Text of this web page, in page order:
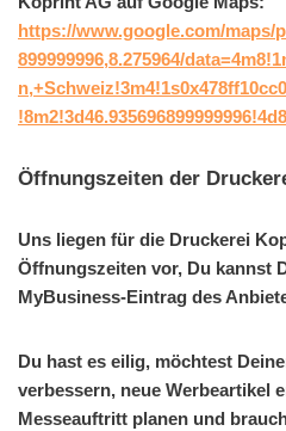
https://www.google.com/maps/
899999996,8.275964/
Öffnungszeiten der
Uns liegen für die Druckerei
Öffnungszeiten vor, Du kannst
MyBusiness-Eintrag des
Du hast es eilig, möchtest
verbessern, neue Werbeartikel
Messeauftritt planen und